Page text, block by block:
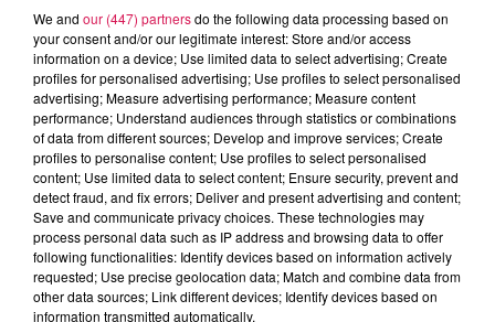
Réveil Canal FM
Angy Mayeux
04.06.2026 - La chanson artificielle, canal fm au plus
proche de vous
0:00 2 min 55 sec
4 juin 2026 - 2 min 55 sec
We and our (447) partnersdo the following data processing based on
your consent and/or our legitimate interest: Store and/or access
information on a device; Use limited data to select advertising; Create
profiles for personalised advertising; Use profiles to select personalised
advertising; Measure advertising performance; Measure content
performance; Understand audiences through statistics or combinations
of data from different sources; Develop and improve services; Create
profiles to personalise content; Use profiles to select personalised
content; Use limited data to select content; Ensure security, prevent and
detect fraud, and fix errors; Deliver and present advertising and content;
Save and communicate privacy choices. These technologies may
process personal data such as IP address and browsing data to offer
following functionalities: Identify devices based on information actively
requested; Use precise geolocation data; Match and combine data from
other data sources; Link different devices; Identify devices based on
information transmitted automatically.